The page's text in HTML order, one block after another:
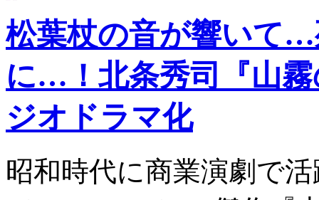
松葉杖の音が響いて
に…！北条秀司『山
ジオドラマ化
昭和時代に商業演劇で